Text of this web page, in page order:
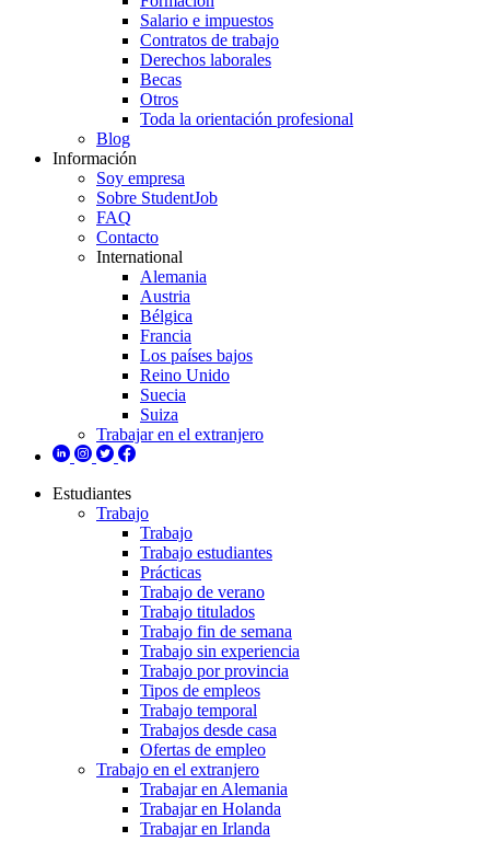
Salario e impuestos
Contratos de trabajo
Derechos laborales
Becas
Otros
Toda la orientación profesional
Blog
Información
Soy empresa
Sobre StudentJob
FAQ
Contacto
International
Alemania
Austria
Bélgica
Francia
Los países bajos
Reino Unido
Suecia
Suiza
Trabajar en el extranjero
Estudiantes
Trabajo
Trabajo
Trabajo estudiantes
Prácticas
Trabajo de verano
Trabajo titulados
Trabajo fin de semana
Trabajo sin experiencia
Trabajo por provincia
Tipos de empleos
Trabajo temporal
Trabajos desde casa
Ofertas de empleo
Trabajo en el extranjero
Trabajar en Alemania
Trabajar en Holanda
Trabajar en Irlanda